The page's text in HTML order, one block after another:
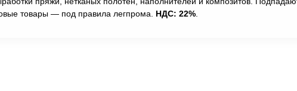
товары — под правила легпрома. НДС: 22%